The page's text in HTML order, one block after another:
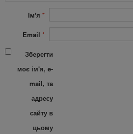
Ім'я *
Email *
Зберегти
моє ім'я, e-
mail, та
адресу
сайту в
цьому